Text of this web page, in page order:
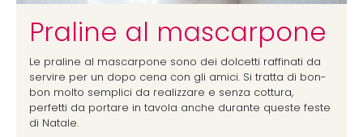
Praline al mascarpone
Le praline al mascarpone sono dei dolcetti raffinati da
servire per un dopo cena con gli amici. Si tratta di bon-
bon molto semplici da realizzare e senza cottura,
perfetti da portare in tavola anche durante queste feste
di Natale.